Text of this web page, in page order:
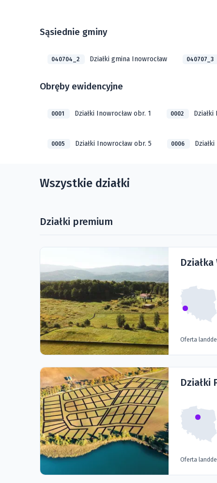
Sąsiednie gminy
040704_2 Działki gmina Inowrocław 040707_3
Obręby ewidencyjne
0001 Działki Inowrocław obr. 1 0002
0005 Działki Inowrocław obr. 5 0006
Wszystkie działki
Działki premium
Oferta
Działki
Oferta